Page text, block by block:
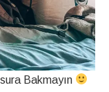
Bakmayın